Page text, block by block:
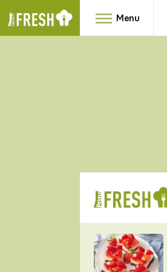
Menu
RYCHLOVKY